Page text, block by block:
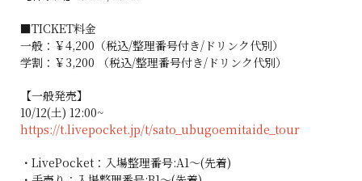
■TICKET料金
一般：￥4,200（税込/整理番号付き/ドリンク代別）
学割：￥3,200 （税込/整理番号付き/ドリンク代別）
【一般発売】
10/12(土) 12:00~
https://t.livepocket.jp/t/sato_ubugoemitaide_tour
・LivePocket：入場整理番号:A1〜(先着)